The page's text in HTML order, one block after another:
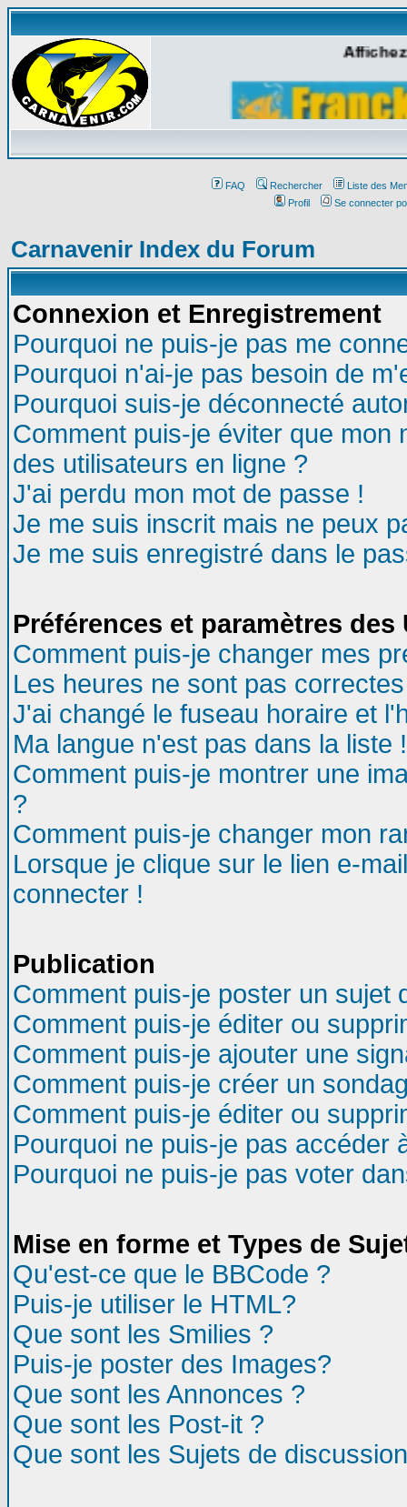
FAQ Rechercher
Liste des
Profil
Se connecter
Carnavenir Index du Forum
Connexion et Enregistrement
Pourquoi ne puis-je pas me
Pourquoi n'ai-je pas besoin de
Pourquoi suis-je déconnecté
Comment puis-je éviter que mon
des utilisateurs en ligne ?
J'ai perdu mon mot de passe !
Je me suis inscrit mais ne peux
Je me suis enregistré dans le
Préférences et paramètres
Comment puis-je changer mes
Les heures ne sont pas
J'ai changé le fuseau horaire et
Ma langue n'est pas dans la liste !
Comment puis-je montrer une
?
Comment puis-je changer mon
Lorsque je clique sur le lien e-
connecter !
Publication
Comment puis-je poster un sujet
Comment puis-je éditer ou
Comment puis-je ajouter une
Comment puis-je créer un
Comment puis-je éditer ou
Pourquoi ne puis-je pas accéder
Pourquoi ne puis-je pas voter
Mise en forme et Types de
Qu'est-ce que le BBCode ?
Puis-je utiliser le HTML?
Que sont les Smilies ?
Puis-je poster des Images?
Que sont les Annonces ?
Que sont les Post-it ?
Que sont les Sujets de